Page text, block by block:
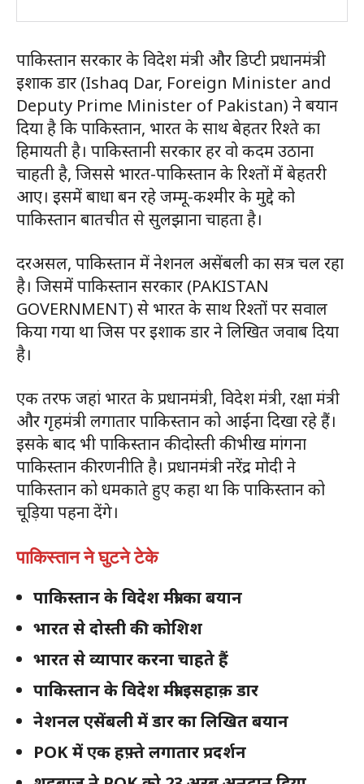
पाकिस्तान सरकार के विदेश मंत्री और डिप्टी प्रधानमंत्री
इशाक डार (Ishaq Dar, Foreign Minister and
Deputy Prime Minister of Pakistan) ने बयान
दिया है कि पाकिस्तान, भारत के साथ बेहतर रिश्ते का
हिमायती है। पाकिस्तानी सरकार हर वो कदम उठाना
चाहती है, जिससे भारत-पाकिस्तान के रिश्तों में बेहतरी
आए। इसमें बाधा बन रहे जम्मू-कश्मीर के मुद्दे को
पाकिस्तान बातचीत से सुलझाना चाहता है।
दरअसल, पाकिस्तान में नेशनल असेंबली का सत्र चल रहा
है। जिसमें पाकिस्तान सरकार (PAKISTAN
GOVERNMENT) से भारत के साथ रिश्तों पर सवाल
किया गया था जिस पर इशाक डार ने लिखित जवाब दिया
है।
एक तरफ जहां भारत के प्रधानमंत्री, विदेश मंत्री, रक्षा मंत्री
और गृहमंत्री लगातार पाकिस्तान को आईना दिखा रहे हैं।
इसके बाद भी पाकिस्तान की दोस्ती की भीख मांगना
पाकिस्तान की रणनीति है। प्रधानमंत्री नरेंद्र मोदी ने
पाकिस्तान को धमकाते हुए कहा था कि पाकिस्तान को
चूड़िया पहना देंगे।
पाकिस्तान ने घुटने टेके
पाकिस्तान के विदेश मंत्री का बयान
भारत से दोस्ती की कोशिश
भारत से व्यापार करना चाहते हैं
पाकिस्तान के विदेश मंत्री इसहाक़ डार
नेशनल एसेंबली में डार का लिखित बयान
POK में एक हफ़्ते लगातार प्रदर्शन